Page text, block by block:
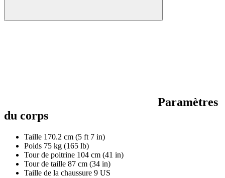
Paramètres
du corps
Taille 170.2 cm (5 ft 7 in)
Poids 75 kg (165 lb)
Tour de poitrine 104 cm (41 in)
Tour de taille 87 cm (34 in)
Taille de la chaussure 9 US